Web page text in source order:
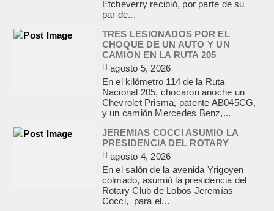
Etcheverry recibió, por parte de su
par de...
TRES LESIONADOS POR EL
CHOQUE DE UN AUTO Y UN
CAMION EN LA RUTA 205
agosto 5, 2026
En el kilómetro 114 de la Ruta
Nacional 205, chocaron anoche un
Chevrolet Prisma, patente AB045CG,
y un camión Mercedes Benz,...
JEREMIAS COCCI ASUMIO LA
PRESIDENCIA DEL ROTARY
agosto 4, 2026
En el salón de la avenida Yrigoyen
colmado, asumió la presidencia del
Rotary Club de Lobos Jeremías
Cocci, para el...